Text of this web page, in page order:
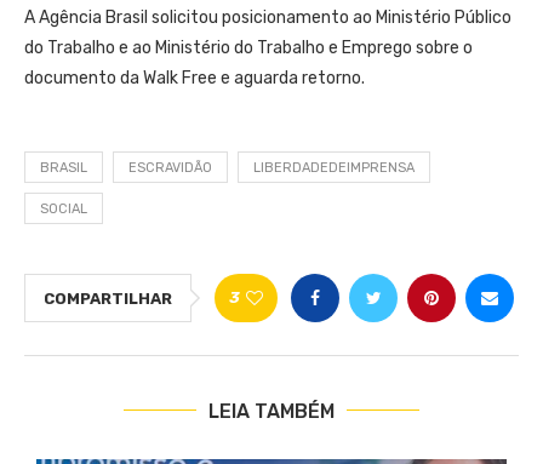
A Agência Brasil solicitou posicionamento ao Ministério Público
do Trabalho e ao Ministério do Trabalho e Emprego sobre o
documento da Walk Free e aguarda retorno.
BRASIL ESCRAVIDÃO LIBERDADEDEIMPRENSA
SOCIAL
COMPARTILHAR 3
LEIA TAMBÉM